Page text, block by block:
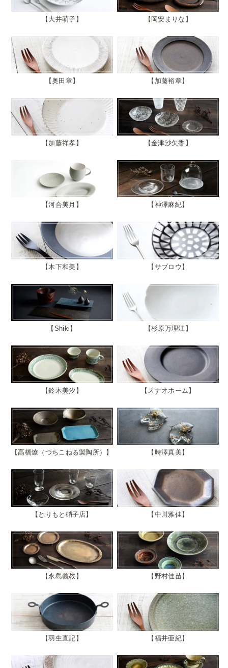
大井萌子 岡安まりな
奥田章 加藤裕章
加藤祥孝 金津沙矢香
河合美月 神澤麻紀
木下和美 サブロウ
Shiki 杉原万理江
鈴木美汐 スナオホーム
高橋燎（つちこねる製陶所） 時澤真美
とりもと硝子店 中川雅佳
永島義教 野村佳苗
羽生直記 福井亜紀